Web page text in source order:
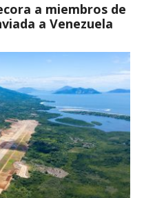
a miembros de
a Venezuela